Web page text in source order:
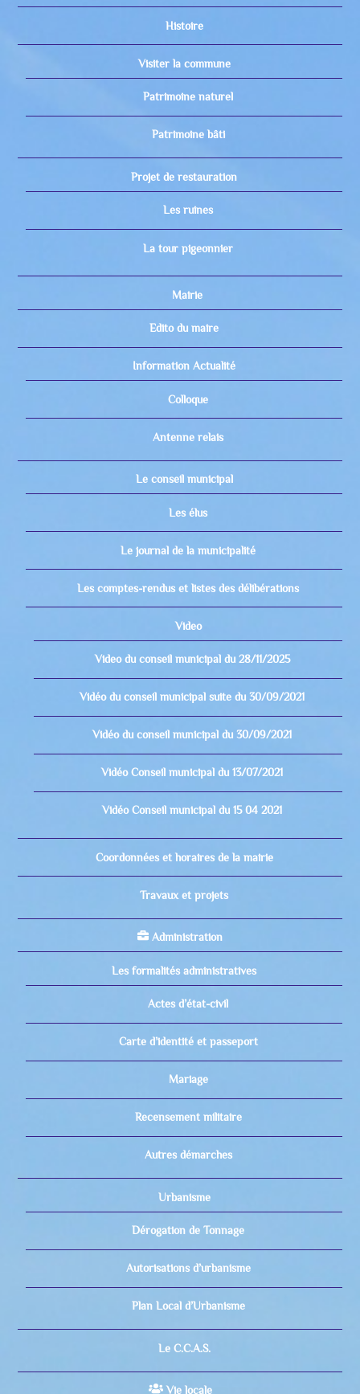
Histoire
Visiter la commune
Patrimoine naturel
Patrimoine bâti
Projet de restauration
Les ruines
La tour pigeonnier
Mairie
Edito du maire
Information Actualité
Colloque
Antenne relais
Le conseil municipal
Les élus
Le journal de la municipalité
Les comptes-rendus et listes des délibérations
Video
Video du conseil municipal du 28/11/2025
Vidéo du conseil municipal suite du 30/09/2021
Vidéo du conseil municipal du 30/09/2021
Vidéo Conseil municipal du 13/07/2021
Vidéo Conseil municipal du 15 04 2021
Coordonnées et horaires de la mairie
Travaux et projets
Administration
Les formalités administratives
Actes d’état-civil
Carte d’identité et passeport
Mariage
Recensement militaire
Autres démarches
Urbanisme
Dérogation de Tonnage
Autorisations d’urbanisme
Plan Local d’Urbanisme
Le C.C.A.S.
Vie locale